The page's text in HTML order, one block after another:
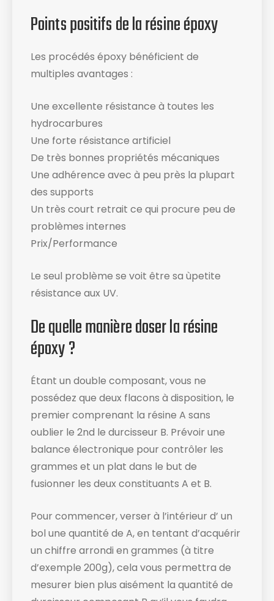
Points positifs de la résine époxy
Les procédés époxy bénéficient de
multiples avantages :
Une excellente résistance à toutes les
hydrocarbures
Une forte résistance artificiel
De très bonnes propriétés mécaniques
Une adhérence avec à peu près la plupart
des supports
Un très court retrait ce qui procure peu de
problèmes internes
Prix/Performance
Le seul problème se voit être sa ùpetite
résistance aux UV.
De quelle manière doser la résine
époxy ?
Étant un double composant, vous ne
possédez que deux flacons à disposition, le
premier comprenant la résine A sans
oublier le 2nd le durcisseur B. Prévoir une
balance électronique ​pour contrôler les
grammes et un plat dans le but de
fusionner les deux constituants A et B.
Pour commencer, verser à l’intérieur d’ un
bol une quantité de A, en tentant d’acquérir
un chiffre arrondi en grammes (à titre
d’exemple 200g), cela vous permettra de
mesurer bien plus aisément la quantité de